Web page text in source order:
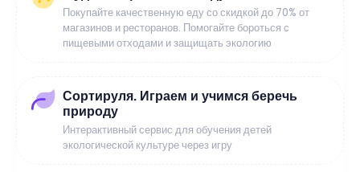
Покупайте качественную еду со скидкой до 70% от
магазинов и ресторанов. Помогайте бороться с
пищевыми отходами и защищать экологию
Сортируля. Играем и учимся беречь
природу
Интерактивный сервис для обучения детей
экологической культуре через игру